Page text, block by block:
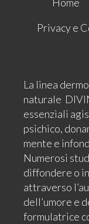
Privacy e
La linea
naturale
essenziali
psichico,
mente e
Numerosi
diffondere o
attraverso
dell’umore
formulatrice